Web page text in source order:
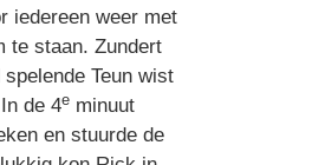
iedereen weer met
te staan. Zundert
Teun wist
de 4e minuut
en stuurde de